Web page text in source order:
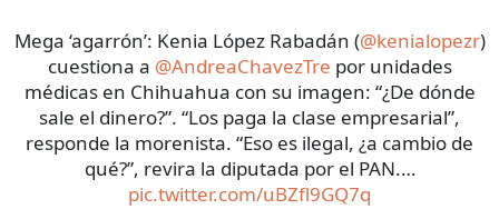
Mega ‘agarrón’: Kenia López Rabadán (@kenialopezr)
cuestiona a @AndreaChavezTre por unidades
médicas en Chihuahua con su imagen: “¿De dónde
sale el dinero?”. “Los paga la clase empresarial”,
responde la morenista. “Eso es ilegal, ¿a cambio de
qué?”, revira la diputada por el PAN.…
pic.twitter.com/uBZfl9GQ7q